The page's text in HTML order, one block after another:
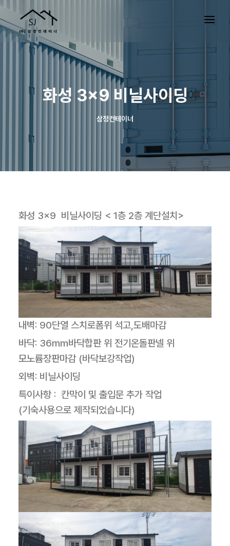
화성 3×9 비닐사이딩
삼정컨테이너
화성 3×9 비닐사이딩 < 1층 2층 계단설치>
내벽: 90단열 스치로폼위 석고,도배마감
바닥: 36mm바닥합판 위 전기온돌판넬 위
모노륨장판마감 (바닥보강작업)
외벽: 비닐사이딩
특이사항 : 칸막이 및 출입문 추가 작업
(기숙사용으로 제작되었습니다)